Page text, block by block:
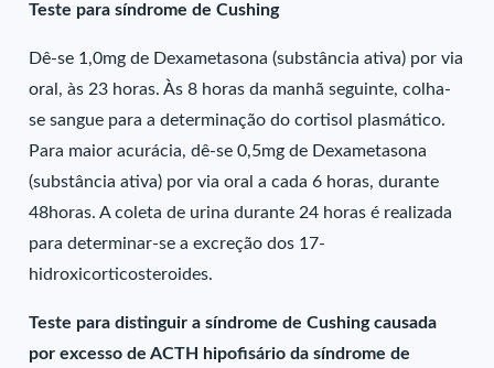
Teste para síndrome de Cushing
Dê-se 1,0mg de Dexametasona (substância ativa) por via
oral, às 23 horas. Às 8 horas da manhã seguinte, colha-
se sangue para a determinação do cortisol plasmático.
Para maior acurácia, dê-se 0,5mg de Dexametasona
(substância ativa) por via oral a cada 6 horas, durante
48horas. A coleta de urina durante 24 horas é realizada
para determinar-se a excreção dos 17-
hidroxicorticosteroides.
Teste para distinguir a síndrome de Cushing causada
por excesso de ACTH hipofisário da síndrome de